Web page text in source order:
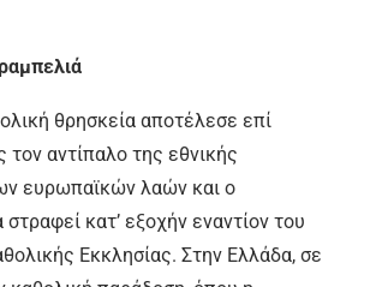
θρησκεία αποτέλεσε επί
αντίπαλο της εθνικής
ευρωπαϊκών λαών και ο
κατ’ εξοχήν εναντίον του
Εκκλησίας. Στην Ελλάδα, σε